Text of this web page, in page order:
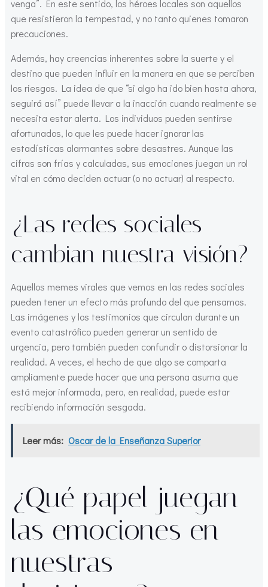
venga”. En este sentido, los héroes locales son aquellos
que resistieron la tempestad, y no tanto quienes tomaron
precauciones.
Además, hay creencias inherentes sobre la suerte y el
destino que pueden influir en la manera en que se perciben
los riesgos. La idea de que “si algo ha ido bien hasta ahora,
seguirá así” puede llevar a la inacción cuando realmente se
necesita estar alerta. Los individuos pueden sentirse
afortunados, lo que les puede hacer ignorar las
estadísticas alarmantes sobre desastres. Aunque las
cifras son frías y calculadas, sus emociones juegan un rol
vital en cómo deciden actuar (o no actuar) al respecto.
¿Las redes sociales
cambian nuestra visión?
Aquellos memes virales que vemos en las redes sociales
pueden tener un efecto más profundo del que pensamos.
Las imágenes y los testimonios que circulan durante un
evento catastrófico pueden generar un sentido de
urgencia, pero también pueden confundir o distorsionar la
realidad. A veces, el hecho de que algo se comparta
ampliamente puede hacer que una persona asuma que
está mejor informada, pero, en realidad, puede estar
recibiendo información sesgada.
Leer más: Oscar de la Enseñanza Superior
¿Qué papel juegan
las emociones en
nuestras